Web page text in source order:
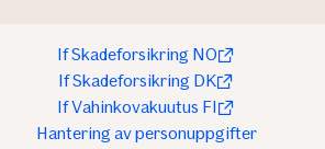
If Skadeforsikring NO
If Skadeforsikring DK
If Vahinkovakuutus FI
Hantering av personuppgifter